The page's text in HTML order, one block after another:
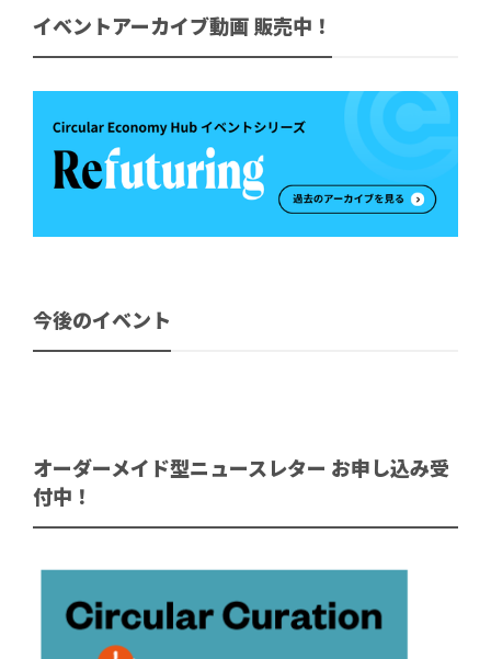
イベントアーカイブ動画 販売中！
今後のイベント
オーダーメイド型ニュースレター お申し込み受
付中！